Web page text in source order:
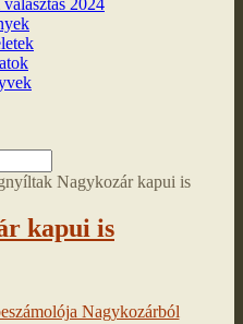
2024
Nagykozár kapui is
kapui is
Nagykozárból